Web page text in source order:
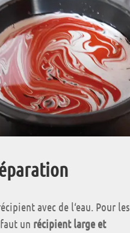
avec de l‘eau. Pour les
un récipient large et